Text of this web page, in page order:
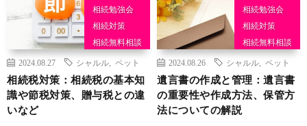
相続勉強会
相続対策
相続無料相談
相続相談
税金の知識
2024.08.27 シャルル ペット
相続税対策：相続税の基本知
識や節税対策、贈与税との違
いなど
相続勉強会
相続対策
相続無料相談
相続相談
2024.08.26 シャルル ペット
遺言書の作成と管理：遺言書
の重要性や作成方法、保管方
法についての解説